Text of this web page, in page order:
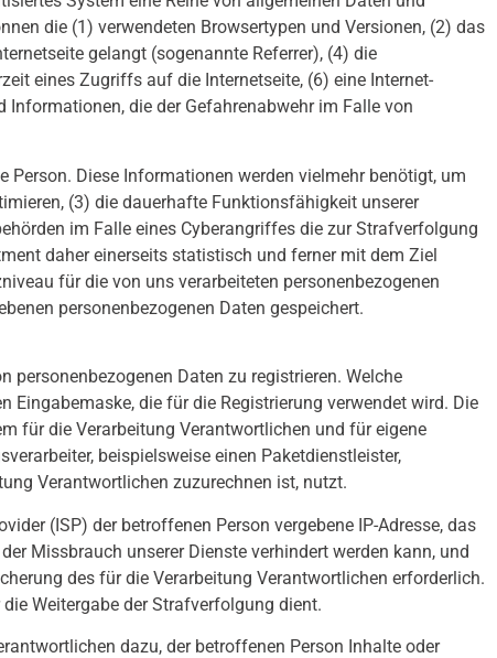
die (1) verwendeten Browsertypen und Versionen, (2) das
gelangt (sogenannte Referrer), (4) die
eines Zugriffs auf die Internetseite, (6) eine Internet-
Informationen, die der Gefahrenabwehr im Falle von
Diese Informationen werden vielmehr benötigt, um
(3) die dauerhafte Funktionsfähigkeit unserer
im Falle eines Cyberangriffes die zur Strafverfolgung
daher einerseits statistisch und ferner mit dem Ziel
für die von uns verarbeiteten personenbezogenen
personenbezogenen Daten gespeichert.
Daten zu registrieren. Welche
die für die Registrierung verwendet wird. Die
für die Verarbeitung Verantwortlichen und für eigene
beispielsweise einen Paketdienstleister,
Verantwortlichen zuzurechnen ist, nutzt.
(ISP) der betroffenen Person vergebene IP-Adresse, das
Missbrauch unserer Dienste verhindert werden kann, und
des für die Verarbeitung Verantwortlichen erforderlich.
Weitergabe der Strafverfolgung dient.
dazu, der betroffenen Person Inhalte oder